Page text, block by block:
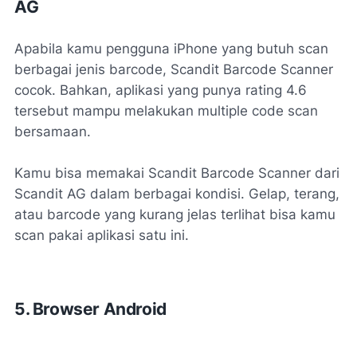
AG
Apabila kamu pengguna iPhone yang butuh scan
berbagai jenis barcode, Scandit Barcode Scanner
cocok. Bahkan, aplikasi yang punya rating 4.6
tersebut mampu melakukan multiple code scan
bersamaan.
Kamu bisa memakai Scandit Barcode Scanner dari
Scandit AG dalam berbagai kondisi. Gelap, terang,
atau barcode yang kurang jelas terlihat bisa kamu
scan pakai aplikasi satu ini.
5. Browser Android